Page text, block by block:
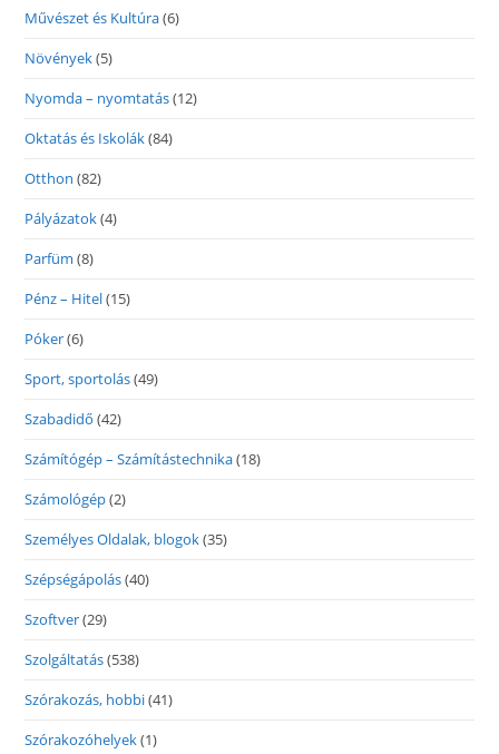
Művészet és Kultúra(6)
Növények(5)
Nyomda – nyomtatás(12)
Oktatás és Iskolák(84)
Otthon (82)
Pályázatok(4)
Parfüm (8)
Pénz – Hitel(15)
Póker(6)
Sport, sportolás(49)
Szabadidő (42)
Számítógép – Számítástechnika(18)
Számológép(2)
Személyes Oldalak, blogok(35)
Szépségápolás(40)
Szoftver(29)
Szolgáltatás(538)
Szórakozás, hobbi(41)
Szórakozóhelyek(1)